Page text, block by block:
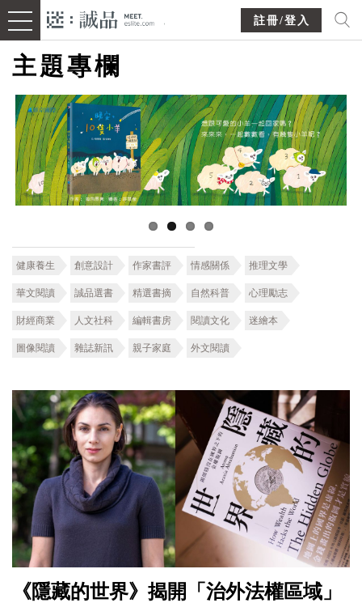
註冊/登入
主題專欄
健康養生 創意設計 作家書評 情感關係 推理文學
華文閱讀 誠品選書 精選書摘 自然科普 心理勵志
財經商業 人文社科 編輯書房 閱讀文化 迷繪本
圖像閱讀 雜誌新訊 親子家庭 外文閱讀
《隱藏的世界》揭開「治外法權區域」